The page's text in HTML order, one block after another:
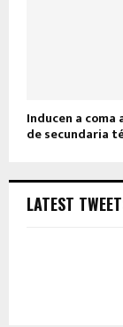
Inducen a
de secundaria
LATEST